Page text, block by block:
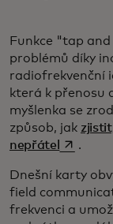
Funkce "tap
problémů díky
radiofrekvenční
která k přenosu
myšlenka se
způsob, jak
nepřátel opens in
.
Dnešní karty
field
frekvenci a